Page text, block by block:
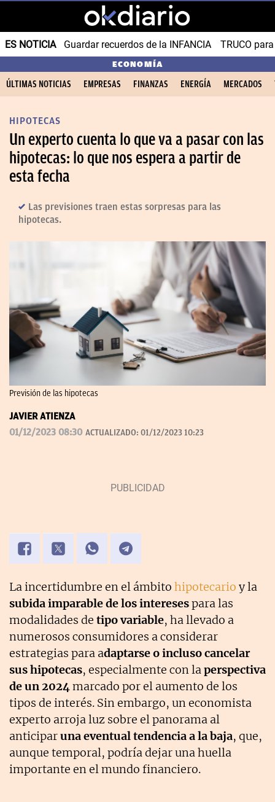
ES NOTICIA Guardar recuerdos de la INFANCIA TRUCO
ECONOMÍA
ÚLTIMAS NOTICIAS EMPRESAS FINANZAS ENERGÍA MERCADOS
HIPOTECAS
Un experto cuenta lo que va a pasar con las
hipotecas: lo que nos espera a partir de
esta fecha
Las previsiones traen estas sorpresas para las
hipotecas.
Previsión de las hipotecas
JAVIER ATIENZA
01/12/2023 08:30 ACTUALIZADO: 01/12/2023 10:23
La incertidumbre en el ámbito hipotecario y la
subida imparable de los interesespara las
modalidades de tipo variable, ha llevado a
numerosos consumidores a considerar
estrategias para adaptarse o incluso cancelar
sus hipotecas, especialmente con laperspectiva
de un 2024marcado por el aumento de los
tipos de interés. Sin embargo, un economista
experto arroja luz sobre el panorama al
anticiparuna eventual tendencia a la baja, que,
aunque temporal, podría dejar una huella
importante en el mundo financiero.